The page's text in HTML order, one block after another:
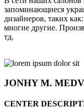
запоминающиеся
дизайнеров, таких
многие другие.
тд.
JONHYM.
CENTER